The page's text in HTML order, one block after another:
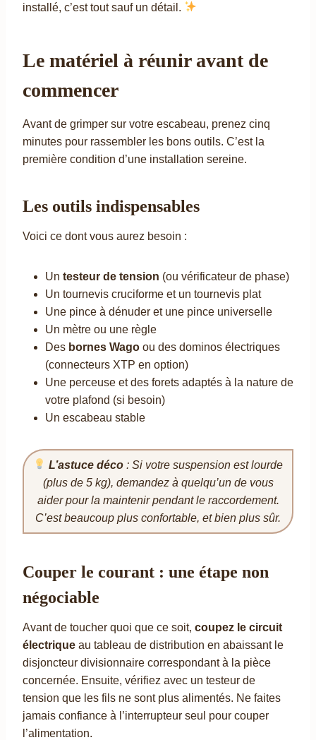
installé, c’est tout sauf un détail.
Le matériel à réunir avant de
commencer
Avant de grimper sur votre escabeau, prenez cinq
minutes pour rassembler les bons outils. C’est la
première condition d’une installation sereine.
Les outils indispensables
Voici ce dont vous aurez besoin :
Un testeur de tension (ou vérificateur de phase)
Un tournevis cruciforme et un tournevis plat
Une pince à dénuder et une pince universelle
Un mètre ou une règle
Des bornes Wago ou des dominos électriques
(connecteurs XTP en option)
Une perceuse et des forets adaptés à la nature de
votre plafond (si besoin)
Un escabeau stable
L’astuce déco : Si votre suspension est lourde
(plus de 5 kg), demandez à quelqu’un de vous
aider pour la maintenir pendant le raccordement.
C’est beaucoup plus confortable, et bien plus sûr.
Couper le courant : une étape non
négociable
Avant de toucher quoi que ce soit, coupez le circuit
électrique au tableau de distribution en abaissant le
disjoncteur divisionnaire correspondant à la pièce
concernée. Ensuite, vérifiez avec un testeur de
tension que les fils ne sont plus alimentés. Ne faites
jamais confiance à l’interrupteur seul pour couper
l’alimentation.